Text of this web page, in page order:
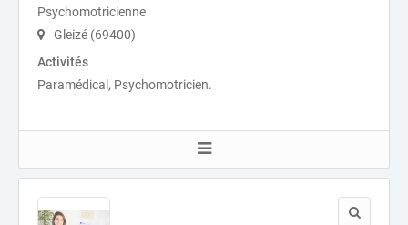
Psychomotricienne
Gleizé (69400)
Activités
Paramédical, Psychomotricien.